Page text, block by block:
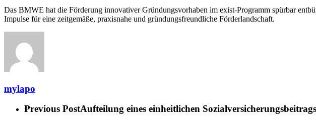
Das BMWE hat die Förderung innovativer Gründungsvorhaben im exist-Programm spürbar
Impulse für eine zeitgemäße, praxisnahe und gründungsfreundliche Förderlandschaft.
mylapo
Previous PostAufteilung eines einheitlichen